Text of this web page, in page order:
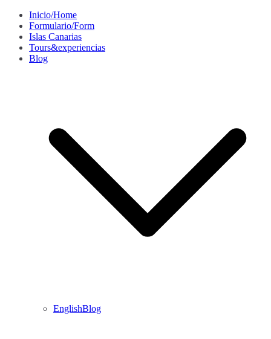
Saltar
contenido
Inicio/Home
Formulario/Form
Islas Canarias
Tours&experiencias
Blog
EnglishBlog